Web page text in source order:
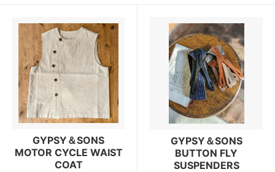
GYPSY＆SONS
MOTOR CYCLE WAIST
COAT
GYPSY＆SONS
BUTTON FLY
SUSPENDERS